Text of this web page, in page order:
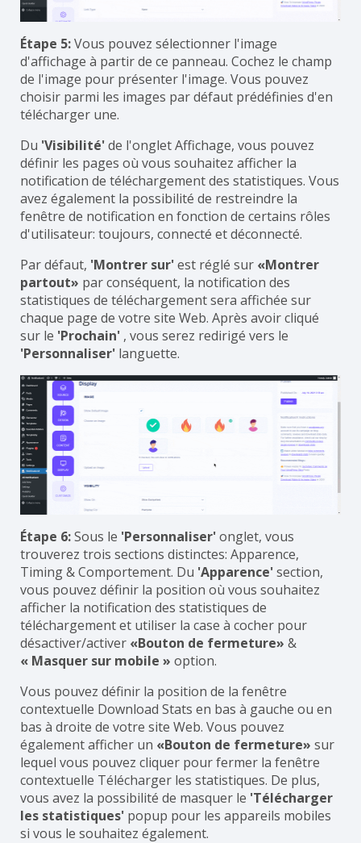
Étape 5:Vous pouvez sélectionner l'image
d'affichage à partir de ce panneau. Cochez le champ
de l'image pour présenter l'image. Vous pouvez
choisir parmi les images par défaut prédéfinies d'en
télécharger une.
Du 'Visibilité'de l'onglet Affichage, vous pouvez
définir les pages où vous souhaitez afficher la
notification de téléchargement des statistiques. Vous
avez également la possibilité de restreindre la
fenêtre de notification en fonction de certains rôles
d'utilisateur: toujours, connecté et déconnecté.
Par défaut, 'Montrer sur'est réglé sur «Montrer
partout» par conséquent, la notification des
statistiques de téléchargement sera affichée sur
chaque page de votre site Web. Après avoir cliqué
sur le 'Prochain' , vous serez redirigé vers le
'Personnaliser' languette.
Étape 6:Sous le 'Personnaliser'onglet, vous
trouverez trois sections distinctes: Apparence,
Timing & Comportement. Du 'Apparence'section,
vous pouvez définir la position où vous souhaitez
afficher la notification des statistiques de
téléchargement et utiliser la case à cocher pour
désactiver/activer «Bouton de fermeture» &
« Masquer sur mobile » option.
Vous pouvez définir la position de la fenêtre
contextuelle Download Stats en bas à gauche ou en
bas à droite de votre site Web. Vous pouvez
également afficher un «Bouton de fermeture» sur
lequel vous pouvez cliquer pour fermer la fenêtre
contextuelle Télécharger les statistiques. De plus,
vous avez la possibilité de masquer le 'Télécharger
les statistiques' popup pour les appareils mobiles
si vous le souhaitez également.